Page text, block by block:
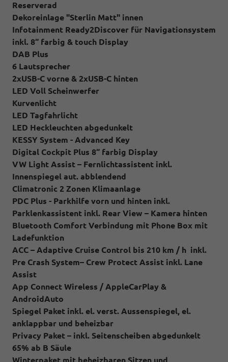
Reserverad
Dekoreinlage "Sterlin Matt" innen
Infotainment Ready2Discover für Navigationsystem
inkl. 8“ farbig & touch Display
DAB Plus
6 Lautsprecher
2xUSB-C vorne & 2xUSB-C hinten
LED Voll Scheinwerfer
Kurvenlicht
LED Tagfahrlicht
LED Heckleuchten abgedunkelt
KESSY System - Advanced Key
Digital Cockpit Plus 8“ farbig Display
VW Light Assist – Fernlichtassistent inkl.
Innenspiegel aut. abblendend
Climatronic 2 Zonen Klimaanlage
PDC Plus - Parkhilfe vorn und hinten inkl.
Parklenkassistent inkl. Rear View – Kamera hinten
Bluetooth Comfort Verbindung mit Phone Box mit
Ladefunktion
ACC – Adaptive Cruise Control bis 210 km / h inkl.
Pre Crash System– Crew Protect Assist inkl. Lane
Assist
App Connect Wireless / AppleCarPlay &
AndroidAuto
Spiegel Paket inkl. el. verst. Aussenspiegel, el.
anklappbar und beheizbar
Privacy Paket – inkl. Seitenscheiben abgedunkelt
65% ab B Säule